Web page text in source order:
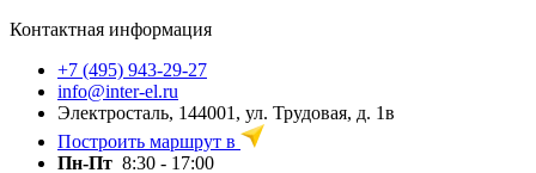
Контактная информация
+7 (495) 943-29-27
info@inter-el.ru
Электросталь, 144001, ул. Трудовая, д. 1в
Построить маршрут в
Пн-Пт 8:30 - 17:00